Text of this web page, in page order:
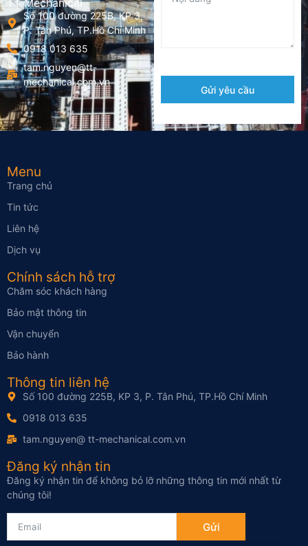
TT Mechanical
Số 100 đường 225B, KP 3,
P. Tân Phú, TP.Hồ Chí Minh
0918 013 635
tam.nguyen@tt-
mechanical.com.vn
Gửi yêu cầu
Menu
Trang chủ
Tin tức
Liên hệ
Dịch vụ
Chính sách hỗ trợ
Chăm sóc khách hàng
Bảo mật thông tin
Vận chuyển
Bảo hành
Thông tin liên hệ
Số 100 đường 225B, KP 3, P. Tân Phú, TP.Hồ Chí Minh
0918 013 635
tam.nguyen@ tt-mechanical.com.vn
Đăng ký nhận tin
Đăng ký nhận tin để không bỏ lỡ những thông tin mới nhất từ
chúng tôi!
Gửi